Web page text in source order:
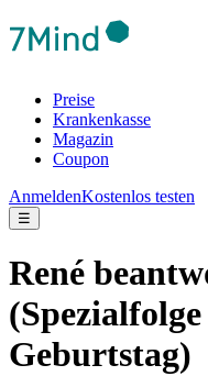
Preise
Krankenkasse
Magazin
Coupon
AnmeldenKostenlos testen
☰
René
Geburtstag)